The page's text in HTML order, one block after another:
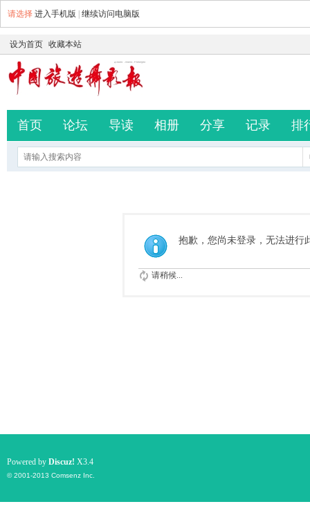
请选择 进入手机版 继续访问电脑版
设为首页 收藏本站
首页 论坛 导读 相册 分享 记录 排
抱歉，您尚未登录，无法进行
请稍候...
Powered by Discuz! X3.4
© 2001-2013 Comsenz Inc.